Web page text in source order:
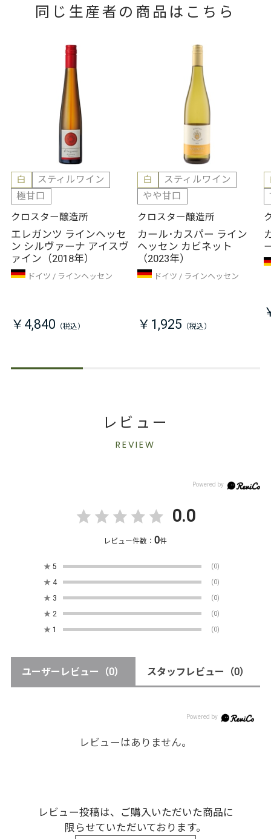
同じ生産者の商品はこちら
白
スティルワイン
極甘口
クロスター醸造所
エレガンツ ラインヘッセ
ン シルヴァーナ アイスヴ
ァイン（2018年）
ドイツ ラインヘッセン
￥4,840
白
スティルワイン
やや甘口
クロスター醸造所
カール･カスパー ライン
ヘッセン カビネット
（2023年）
ドイツ ラインヘッセン
￥1,925
レビュー
REVIEW
0.0
レビュー件数：0件
★ 5 (0)
★ 4 (0)
★ 3 (0)
★ 2 (0)
★ 1 (0)
ユーザーレビュー （0） スタッフレビュー （0）
レビューはありません。
レビュー投稿は、ご購入いただいた商品に
限らせていただいております。